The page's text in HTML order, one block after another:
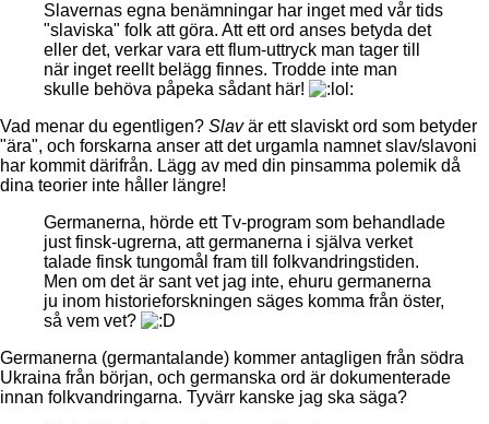
Slavernas egna benämningar har inget med vår tids
"slaviska" folk att göra. Att ett ord anses betyda det
eller det, verkar vara ett flum-uttryck man tager till
när inget reellt belägg finnes. Trodde inte man
skulle behöva påpeka sådant här!
Vad menar du egentligen? Slavär ett slaviskt ord som betyder
"ära", och forskarna anser att det urgamla namnet slav/slavoni
har kommit därifrån. Lägg av med din pinsamma polemik då
dina teorier inte håller längre!
Germanerna, hörde ett Tv-program som behandlade
just finsk-ugrerna, att germanerna i själva verket
talade finsk tungomål fram till folkvandringstiden.
Men om det är sant vet jag inte, ehuru germanerna
ju inom historieforskningen säges komma från öster,
så vem vet?
Germanerna (germantalande) kommer antagligen från södra
Ukraina från början, och germanska ord är dokumenterade
innan folkvandringarna. Tyvärr kanske jag ska säga?